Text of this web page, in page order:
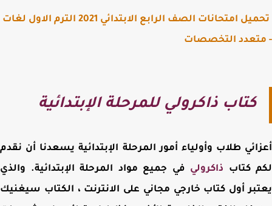
تحميل امتحانات الصف الرابع الابتدائي 2021 الترم الاول لغات
التخصصات
كتاب ذاكرولي للمرحلة الإبتدائية
طلاب وأولياء أمور المرحلة الإبتدائية يسعدنا أن نقدم
كتابذاكروليفي جميع مواد المرحلة الإبتدائية. والذي
أول كتاب خارجي مجاني على الانترنت ، الكتاب سيغنيك